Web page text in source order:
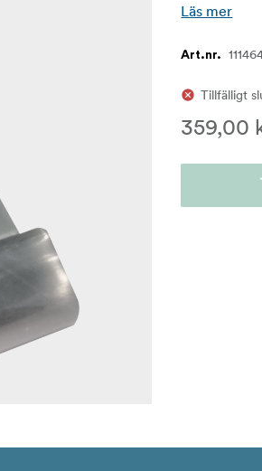
Läs mer
Art.nr.
Tillfälligt
359,00